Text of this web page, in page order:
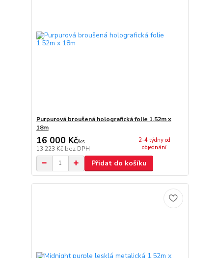
Purpurová broušená holografická folie 1.52m x
18m
16 000 Kč/ks
13 223 Kč bez DPH
2-4 týdny od
objednání
Přidat do košíku